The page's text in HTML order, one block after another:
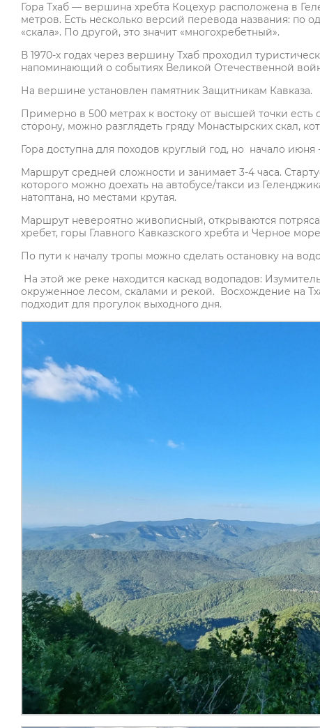
Гора Тхаб — вершина хребта Коцехур расположена в
метров. Есть несколько версий перевода названия: по
«скала». По другой, это значит «многохребетный».
В 1970-х годах через вершину Тхаб проходил
напоминающий о событиях Великой Отечественной
На вершине установлен памятник Защитникам Кавказа.
Примерно в 500 метрах к востоку от высшей точки
сторону, можно разглядеть гряду Монастырских скал,
Гора доступна для походов круглый год, но начало
Маршрут средней сложности и занимает 3-4 часа.
которого можно доехать на автобусе/такси из
натоптана, но местами крутая.
Маршрут невероятно живописный, открываются
хребет, горы Главного Кавказского хребта и Черное
По пути к началу тропы можно сделать остановку на
На этой же реке находится каскад водопадов:
окруженное лесом, скалами и рекой. Восхождение на
подходит для прогулок выходного дня.